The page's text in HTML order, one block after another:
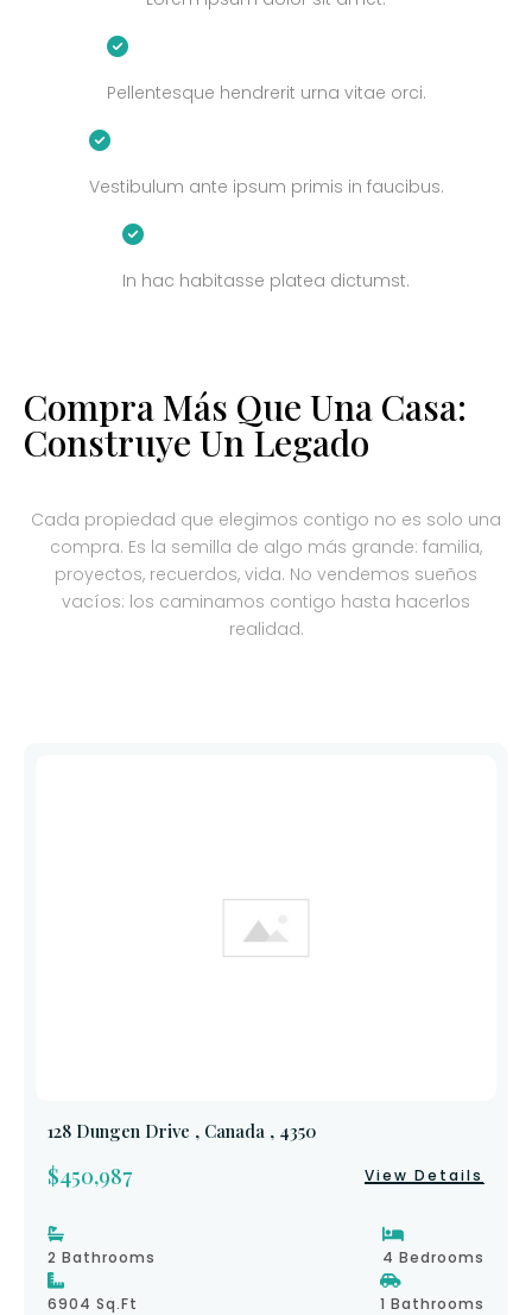
Pellentesque hendrerit urna vitae orci.
Vestibulum ante ipsum primis in faucibus.
In hac habitasse platea dictumst.
Compra Más Que Una Casa:
Construye Un Legado
Cada propiedad que elegimos contigo no es solo una
compra. Es la semilla de algo más grande: familia,
proyectos, recuerdos, vida. No vendemos sueños
vacíos: los caminamos contigo hasta hacerlos
realidad.
128 Dungen Drive , Canada , 4350
$450,987 View Details
2 Bathrooms
6904 Sq.ft
4 Bedrooms
1 Bathrooms